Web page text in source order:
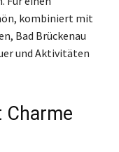
kombiniert mit
Bad Brückenau
und Aktivitäten